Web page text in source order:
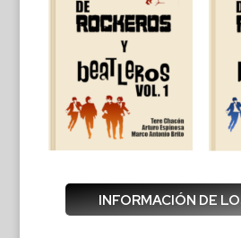
INFORMACIÓN DE